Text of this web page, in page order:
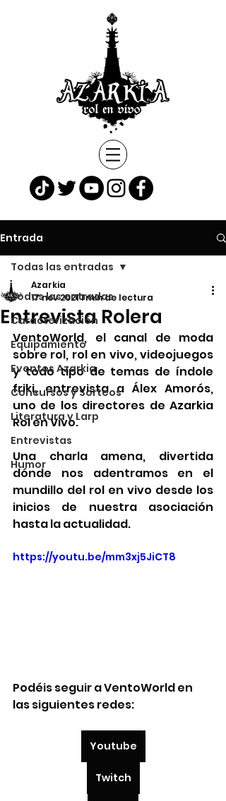
Entrada
Todas las entradas
Caracterización
Equipamiento
Eventos Azarkia
Concursos y Sorteos
Literatura y Larp
Entrevistas
Humor
Todas las entradas
Entrevista Rolera
Azarkia
17 nov 20211 min de lectura
VentoWorld, el canal de moda
sobre rol, rol en vivo, videojuegos
y todo tipo de temas de índole
friki, entrevista a Álex Amorós,
uno de los directores de Azarkia
Rol en Vivo.
Una charla amena, divertida
dónde nos adentramos en el
mundillo del rol en vivo desde los
inicios de nuestra asociación
hasta la actualidad.
https://youtu.be/mm3xj5JiCT8
Podéis seguir a VentoWorld en
las siguientes redes:
Youtube
Twitch